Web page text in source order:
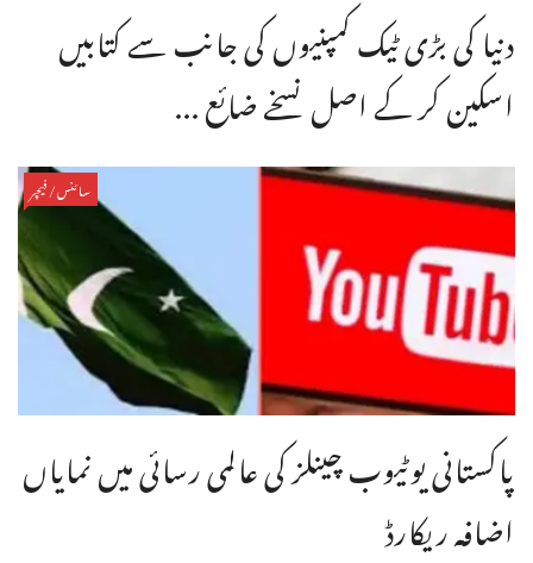
دنیا کی بڑی ٹیک کمپنیوں کی جانب سے کتابیں
اسکین کر کے اصل نسخے ضائع ...
سائنس/فیچر
پاکستانی یوٹیوب چینلز کی عالمی رسائی میں نمایاں
اضافہ ریکارڈ